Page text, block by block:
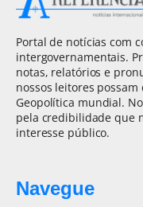
Portal de notícias com
intergovernamentais.
notas, relatórios e
nossos leitores
Geopolítica mundial.
pela credibilidade que
interesse público.
Navegue